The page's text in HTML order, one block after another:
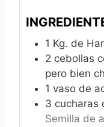
1 Kg. de
2 cebollas
pero bien
1 vaso de
3 cucharas
Semilla de